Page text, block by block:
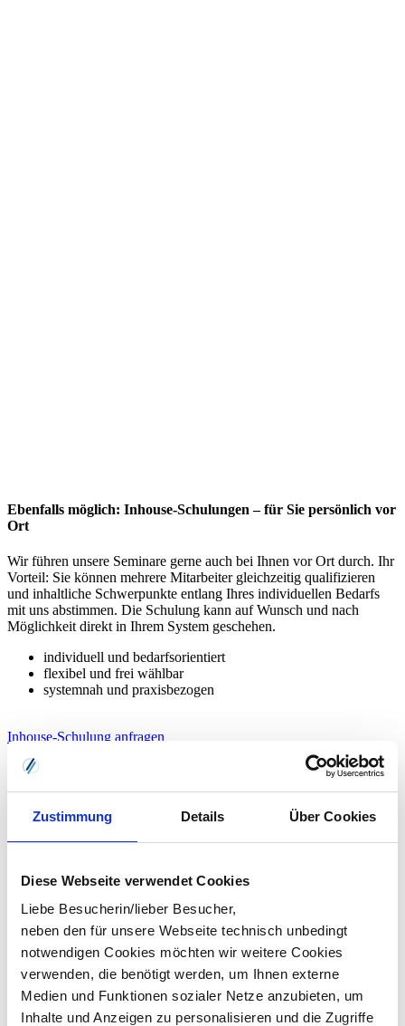
Zustimmung Details Über Cookies
Diese Webseite verwendet Cookies
Liebe Besucherin/lieber Besucher,
neben den für unsere Webseite technisch unbedingt
notwendigen Cookies möchten wir weitere Cookies
verwenden, die benötigt werden, um Ihnen externe
Medien und Funktionen sozialer Netze anzubieten, um
Inhalte und Anzeigen zu personalisieren und die Zugriffe
Ebenfalls möglich: Inhouse-Schulungen – für Sie persönlich vor
Ort
Wir führen unsere Seminare gerne auch bei Ihnen vor Ort durch. Ihr
Vorteil: Sie können mehrere Mitarbeiter gleichzeitig qualifizieren
und inhaltliche Schwerpunkte entlang Ihres individuellen Bedarfs
mit uns abstimmen. Die Schulung kann auf Wunsch und nach
Möglichkeit direkt in Ihrem System geschehen.
individuell und bedarfsorientiert
flexibel und frei wählbar
systemnah und praxisbezogen
Inhouse-Schulung anfragen